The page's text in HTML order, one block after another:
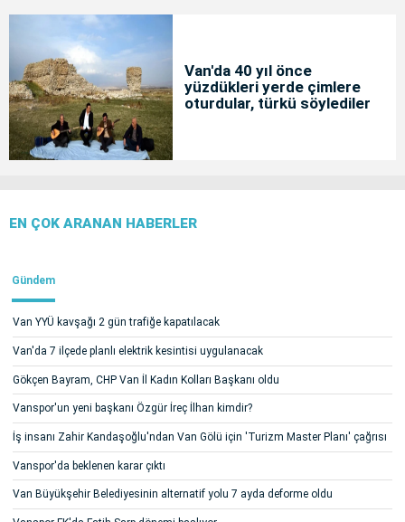
Van'da 40 yıl önce
yüzdükleri yerde çimlere
oturdular, türkü söylediler
EN ÇOK ARANAN HABERLER
Gündem
Van YYÜ kavşağı 2 gün trafiğe kapatılacak
Van'da 7 ilçede planlı elektrik kesintisi uygulanacak
Gökçen Bayram, CHP Van İl Kadın Kolları Başkanı oldu
Vanspor'un yeni başkanı Özgür İreç İlhan kimdir?
İş insanı Zahir Kandaşoğlu'ndan Van Gölü için 'Turizm Master Planı' çağrısı
Vanspor'da beklenen karar çıktı
Van Büyükşehir Belediyesinin alternatif yolu 7 ayda deforme oldu